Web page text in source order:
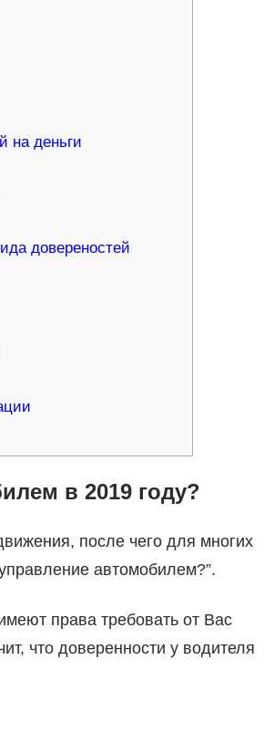
на деньги
довереностей
в 2019 году?
после чего для многих
автомобилем?”.
права требовать от Вас
что доверенности у водителя